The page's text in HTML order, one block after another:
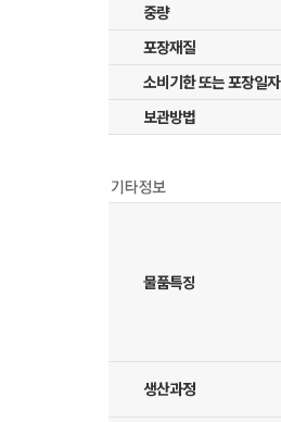
중량
포장재질
소비기한 또는 포장일자
보관방법
물품특징
생산과정